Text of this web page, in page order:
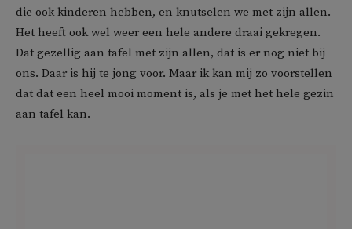
die ook kinderen hebben, en knutselen we met zijn allen.
Het heeft ook wel weer een hele andere draai gekregen.
Dat gezellig aan tafel met zijn allen, dat is er nog niet bij
ons. Daar is hij te jong voor. Maar ik kan mij zo voorstellen
dat dat een heel mooi moment is, als je met het hele gezin
aan tafel kan.